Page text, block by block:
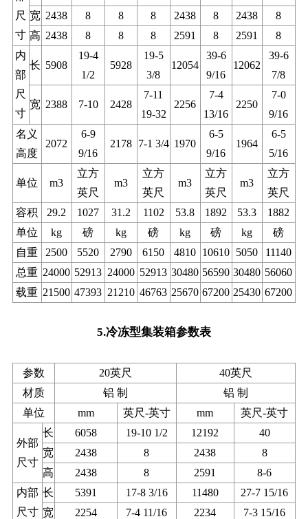
尺
寸
宽 2438 8 8 8 2438 8 2438
8
高 2438 8 8 8 2591 8 2591
8
内
部
尺
寸
长 5908
19-4
1/2
5928
19-5
3/8
12054
39-6
9/16
12062
39-6
7/8
宽 2388 7-10 2428
7-11
19-32
2256
7-4
13/16
2250
7-0
9/16
名义
高度
2072
6-9
9/16
2178 7-1 3/4 1970
6-5
9/16
1964
6-5
5/16
单位 m3
立方
英尺
m3
立方
英尺
m3
立方
英尺
m3
立方
英尺
容积
29.2 1027 31.2 1102 53.8 1892 53.3
1882
单位
kg 磅 kg 磅 kg 磅 kg
磅
自重
2500 5520 2790 6150 4810 10610 5050
11140
总重 24000 52913 24000 52913 30480 56590 30480 56060
载重 21500 47393 21210 46763 25670 67200 25430 67200
5.冷冻型集装箱参数表
参数 20英尺
40英尺
材质
铝 制
铝 制
单位
mm 英尺-英寸 mm 英尺-英寸
外部
尺寸
长 6058 19-10 1/2 12192
40
宽
2438 8 2438
8
高
2438 8 2591
8-6
内部
尺寸
长 5391 17-8 3/16 11480
27-7 15/16
宽
2254 7-4 11/16 2234
7-3 15/16